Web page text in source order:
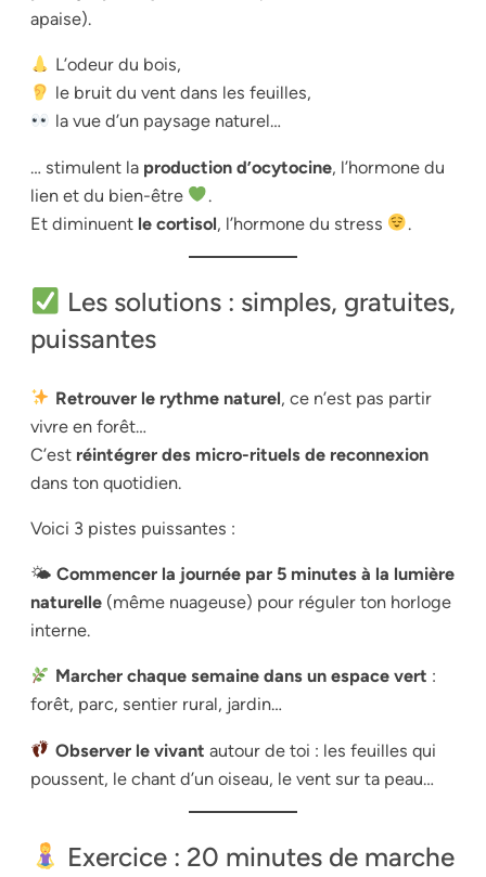
apaise).
L’odeur du bois,
le bruit du vent dans les feuilles,
la vue d’un paysage naturel…
… stimulent la production d’ocytocine, l’hormone du
lien et du bien-être
.
Et diminuent le cortisol, l’hormone du stress .
Les solutions : simples, gratuites,
puissantes
Retrouver le rythme naturel, ce n’est pas partir
vivre en forêt…
C’est réintégrer des micro-rituels de reconnexion
dans ton quotidien.
Voici 3 pistes puissantes :
🌤 Commencer la journée par 5 minutes à la lumière
naturelle (même nuageuse) pour réguler ton horloge
interne.
Marcher chaque semaine dans un espace vert :
forêt, parc, sentier rural, jardin…
Observer le vivant autour de toi : les feuilles qui
poussent, le chant d’un oiseau, le vent sur ta peau…
Exercice : 20 minutes de marche